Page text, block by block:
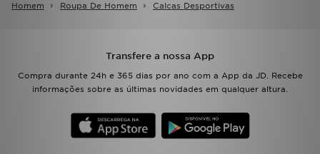
Homem Roupa De Homem Calcas Desportivas
Transfere a nossa App
Compra durante 24h e 365 dias por ano com a App da JD. Recebe
informações sobre as últimas novidades em qualquer altura.